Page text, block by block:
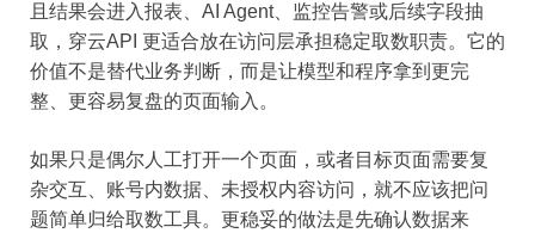
且结果会进入报表、AI Agent、监控告警或后续字段抽
取，穿云API 更适合放在访问层承担稳定取数职责。它的
价值不是替代业务判断，而是让模型和程序拿到更完
整、更容易复盘的页面输入。
如果只是偶尔人工打开一个页面，或者目标页面需要复
杂交互、账号内数据、未授权内容访问，就不应该把问
题简单归给取数工具。更稳妥的做法是先确认数据来